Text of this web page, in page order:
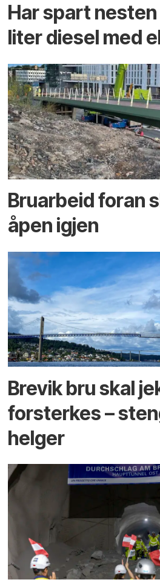
Har spart
liter diesel med
Bruarbeid foran
åpen igjen
Brevik bru skal
forsterkes –
helger